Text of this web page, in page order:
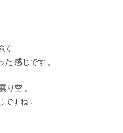
く
感じです 。
り空 。
すね 。